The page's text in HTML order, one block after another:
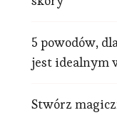
5 powodów,
jest idealnym
Stwórz